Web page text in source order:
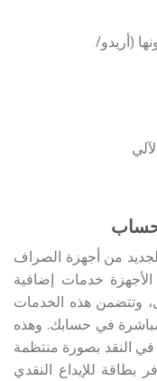
(أريدو/
من أجهزة الصراف
خدمات إضافية
وتتضمن هذه الخدمات
مباشرة في حسابك. وهذه
في النقد بصورة منتظمة
بطاقة للإيداع النقدي